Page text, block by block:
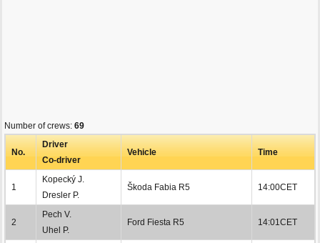
Number of crews: 69
No.
Driver
Co-driver
Vehicle Time
1
Kopecký J.
Dresler P.
Škoda Fabia R5 14:00CET
2
Pech V.
Uhel P.
Ford Fiesta R5 14:01CET